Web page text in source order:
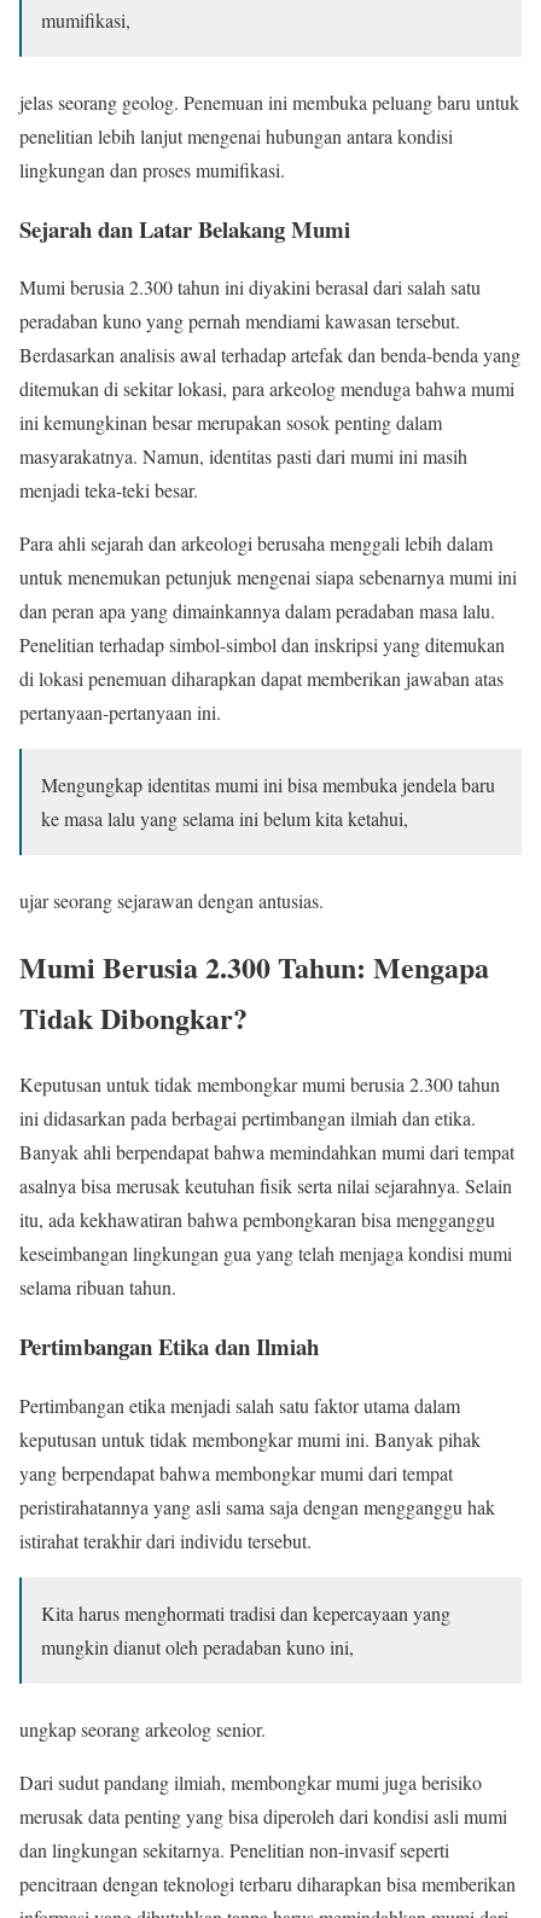
mumifikasi,
jelas seorang geolog. Penemuan ini membuka peluang baru untuk
penelitian lebih lanjut mengenai hubungan antara kondisi
lingkungan dan proses mumifikasi.
Sejarah dan Latar Belakang Mumi
Mumi berusia 2.300 tahun ini diyakini berasal dari salah satu
peradaban kuno yang pernah mendiami kawasan tersebut.
Berdasarkan analisis awal terhadap artefak dan benda-benda yang
ditemukan di sekitar lokasi, para arkeolog menduga bahwa mumi
ini kemungkinan besar merupakan sosok penting dalam
masyarakatnya. Namun, identitas pasti dari mumi ini masih
menjadi teka-teki besar.
Para ahli sejarah dan arkeologi berusaha menggali lebih dalam
untuk menemukan petunjuk mengenai siapa sebenarnya mumi ini
dan peran apa yang dimainkannya dalam peradaban masa lalu.
Penelitian terhadap simbol-simbol dan inskripsi yang ditemukan
di lokasi penemuan diharapkan dapat memberikan jawaban atas
pertanyaan-pertanyaan ini.
Mengungkap identitas mumi ini bisa membuka jendela baru
ke masa lalu yang selama ini belum kita ketahui,
ujar seorang sejarawan dengan antusias.
Mumi Berusia 2.300 Tahun: Mengapa
Tidak Dibongkar?
Keputusan untuk tidak membongkar mumi berusia 2.300 tahun
ini didasarkan pada berbagai pertimbangan ilmiah dan etika.
Banyak ahli berpendapat bahwa memindahkan mumi dari tempat
asalnya bisa merusak keutuhan fisik serta nilai sejarahnya. Selain
itu, ada kekhawatiran bahwa pembongkaran bisa mengganggu
keseimbangan lingkungan gua yang telah menjaga kondisi mumi
selama ribuan tahun.
Pertimbangan Etika dan Ilmiah
Pertimbangan etika menjadi salah satu faktor utama dalam
keputusan untuk tidak membongkar mumi ini. Banyak pihak
yang berpendapat bahwa membongkar mumi dari tempat
peristirahatannya yang asli sama saja dengan mengganggu hak
istirahat terakhir dari individu tersebut.
Kita harus menghormati tradisi dan kepercayaan yang
mungkin dianut oleh peradaban kuno ini,
ungkap seorang arkeolog senior.
Dari sudut pandang ilmiah, membongkar mumi juga berisiko
merusak data penting yang bisa diperoleh dari kondisi asli mumi
dan lingkungan sekitarnya. Penelitian non-invasif seperti
pencitraan dengan teknologi terbaru diharapkan bisa memberikan